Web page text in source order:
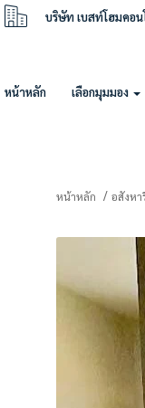
บริษัท เบสท์โฮมคอ
หน้าหลัก เลือกมุมมอง
หน้าหลัก อสังห